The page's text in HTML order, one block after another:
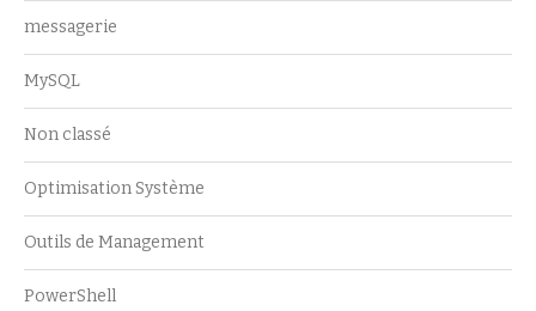
messagerie
MySQL
Non classé
Optimisation Système
Outils de Management
PowerShell